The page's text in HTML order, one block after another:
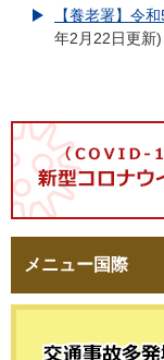
【養老署】令
年2月22日更新
メニュー国際